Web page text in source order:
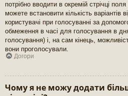
потрібно вводити в окремій стрічці
можете встановити кількість варіантів
користувачі при голосуванні за
обмеження в часі для голосування в
голосування) і, на сам кінець,
вони проголосували.
Догори
Чому я не можу додати